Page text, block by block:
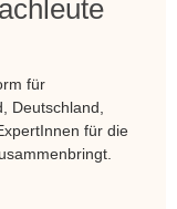
für
Deutschland,
für die